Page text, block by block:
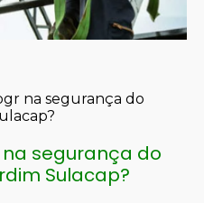
na segurança do
segurança do
Sulacap?